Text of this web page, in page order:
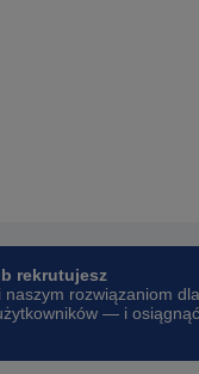
rekrutujesz
naszym rozwiązaniom dla
— i osiągnąć